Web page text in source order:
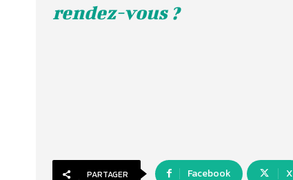
rendez-vous ?
PARTAGER Facebook X